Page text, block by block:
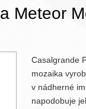
Meteor
Casalgrande
mozaika
v nádherné
napodobuje